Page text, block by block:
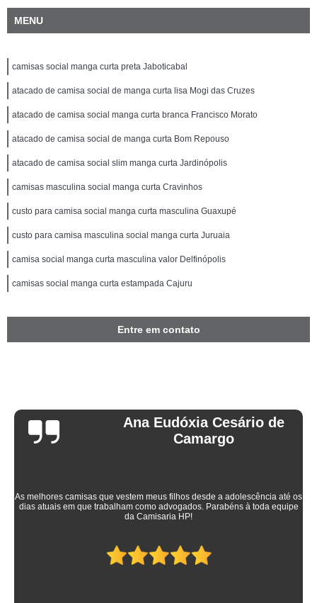
MENU
camisas social manga curta preta Jaboticabal
atacado de camisa social de manga curta lisa Mogi das Cruzes
atacado de camisa social manga curta branca Francisco Morato
atacado de camisa social de manga curta Bom Repouso
atacado de camisa social slim manga curta Jardinópolis
camisas masculina social manga curta Cravinhos
custo para camisa social manga curta masculina Guaxupé
custo para camisa masculina social manga curta Juruaia
camisa social manga curta masculina valor Delfinópolis
camisas social manga curta estampada Cajuru
Entre em contato
Ana Eudóxia Cesário de
Camargo
As melhores camisas que vestem meus filhos desde a adolescência até os
dias atuais em que trabalham como advogados. Parabéns à toda equipe
da Camisaria HP!